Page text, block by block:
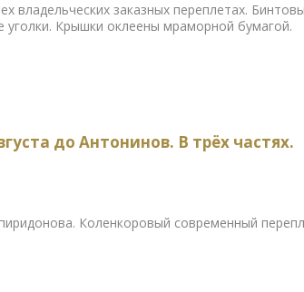
владельческих заказных переплетах.
Крышки оклеены мраморной бумагой.
до Антонинов. В трёх частях.
Коленкоровый современный